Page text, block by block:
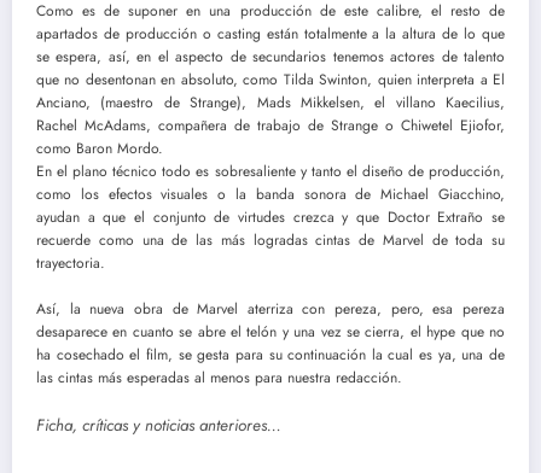
Como es de suponer en una producción de este calibre, el resto de
apartados de producción o casting están totalmente a la altura de lo que
se espera, así, en el aspecto de secundarios tenemos actores de talento
que no desentonan en absoluto, como Tilda Swinton, quien interpreta a El
Anciano, (maestro de Strange), Mads Mikkelsen, el villano Kaecilius,
Rachel McAdams, compañera de trabajo de Strange o Chiwetel Ejiofor,
como Baron Mordo.
En el plano técnico todo es sobresaliente y tanto el diseño de producción,
como los efectos visuales o la banda sonora de Michael Giacchino,
ayudan a que el conjunto de virtudes crezca y que Doctor Extraño se
recuerde como una de las más logradas cintas de Marvel de toda su
trayectoria.
Así, la nueva obra de Marvel aterriza con pereza, pero, esa pereza
desaparece en cuanto se abre el telón y una vez se cierra, el hype que no
ha cosechado el film, se gesta para su continuación la cual es ya, una de
las cintas más esperadas al menos para nuestra redacción.
Ficha, críticas y noticias anteriores…